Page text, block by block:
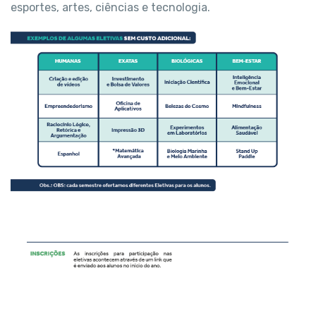
esportes, artes, ciências e tecnologia.